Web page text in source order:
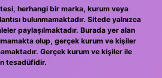
herhangi bir marka, kurum veya
bulunmamaktadır. Sitede yalnızca
paylaşılmaktadır. Burada yer alan
olup, gerçek kurum ve kişiler
Gerçek kurum ve kişiler ile
tesadüfidir.